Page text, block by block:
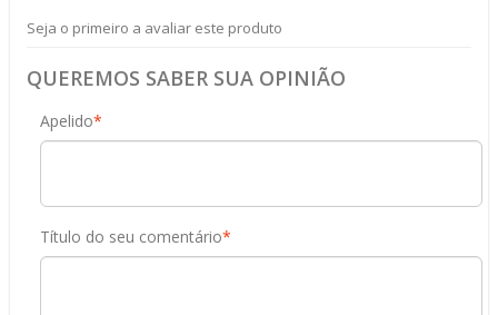
Seja o primeiro a avaliar este produto
QUEREMOS SABER SUA OPINIÃO
*
Apelido
*
Título do seu comentário